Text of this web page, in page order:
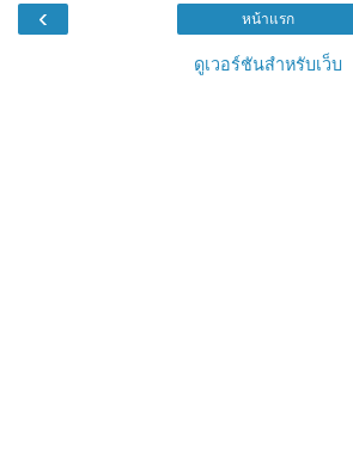
‹ หน้าแรก
ดูเวอร์ชันสำหรับเว็บ